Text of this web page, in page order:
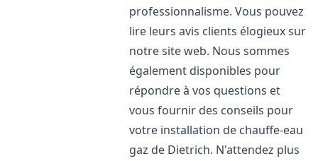
professionnalisme. Vous pouvez
lire leurs avis clients élogieux sur
notre site web. Nous sommes
également disponibles pour
répondre à vos questions et
vous fournir des conseils pour
votre installation de chauffe-eau
gaz de Dietrich. N'attendez plus